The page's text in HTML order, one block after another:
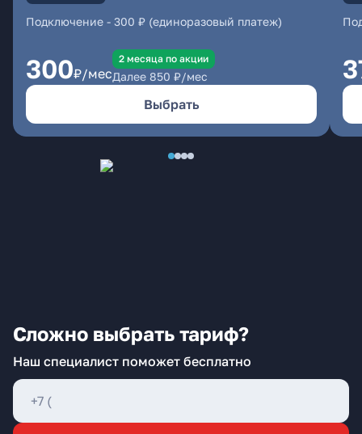
Подключение - 300 ₽ (единоразовый платеж)
300₽/мес
2 месяцa по акции
Далее 850 ₽/мес
Выбрать
Сложно выбрать тариф?
Наш специалист поможет бесплатно